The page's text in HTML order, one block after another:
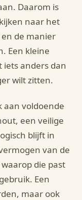
Daarom is
naar het
de manier
Een kleine
anders dan
wilt zitten.
aan voldoende
een veilige
blijft in
van de
die past
Een
maar ook